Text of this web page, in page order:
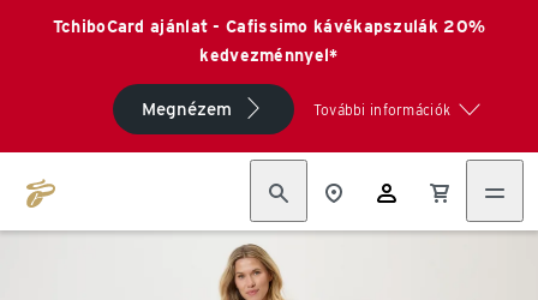
TchiboCard ajánlat - Cafissimo kávékapszulák 20%
kedvezménnyel*
Megnézem További információk